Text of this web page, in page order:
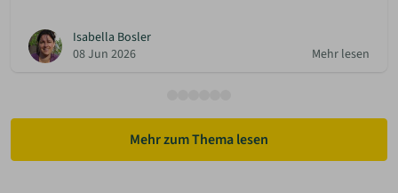
Isabella Bosler
08 Jun 2026
Mehr lesen
Mehr zum Thema lesen